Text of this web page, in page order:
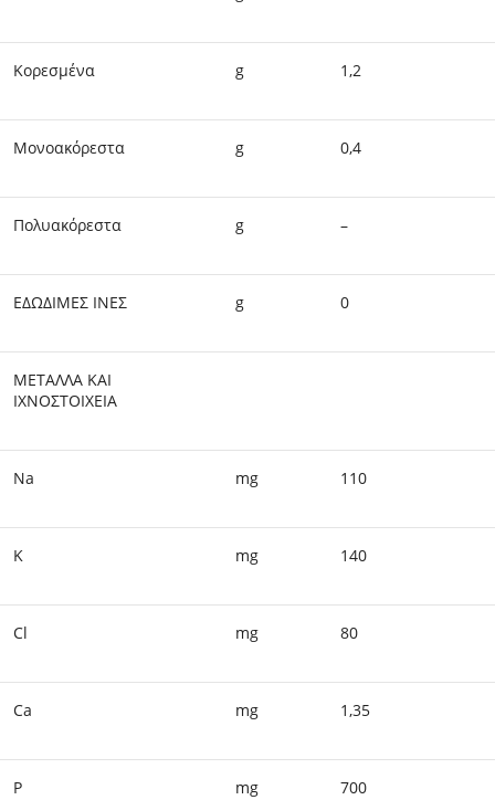
Κορεσμένα g 1,2
Μονοακόρεστα g 0,4
Πολυακόρεστα g –
ΕΔΩΔΙΜΕΣ ΙΝΕΣ g 0
ΜΕΤΑΛΛΑ ΚΑΙ
ΙΧΝΟΣΤΟΙΧΕΙΑ
Na mg 110
K mg 140
Cl mg 80
Ca mg 1,35
P mg 700